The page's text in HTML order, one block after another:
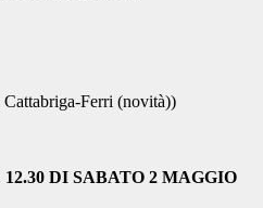
Ferri (novità))
DI SABATO 2 MAGGIO